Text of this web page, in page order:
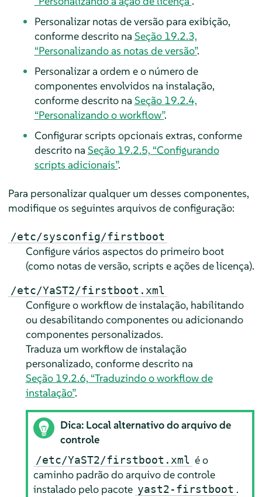
Personalizar notas de versão para exibição,
conforme descrito na Seção 19.2.3,
“Personalizando as notas de versão”.
Personalizar a ordem e o número de
componentes envolvidos na instalação,
conforme descrito na Seção 19.2.4,
“Personalizando o workflow”.
Configurar scripts opcionais extras, conforme
descrito na Seção 19.2.5, “Configurando
scripts adicionais”.
Para personalizar qualquer um desses componentes,
modifique os seguintes arquivos de configuração:
/etc/sysconfig/firstboot
Configure vários aspectos do primeiro boot
(como notas de versão, scripts e ações de licença).
/etc/YaST2/firstboot.xml
Configure o workflow de instalação, habilitando
ou desabilitando componentes ou adicionando
componentes personalizados.
Traduza um workflow de instalação
personalizado, conforme descrito na
Seção 19.2.6, “Traduzindo o workflow de
instalação”.
Dica: Local alternativo do arquivo de
controle
/etc/YaST2/firstboot.xml é o
caminho padrão do arquivo de controle
instalado pelo pacote yast2-firstboot .